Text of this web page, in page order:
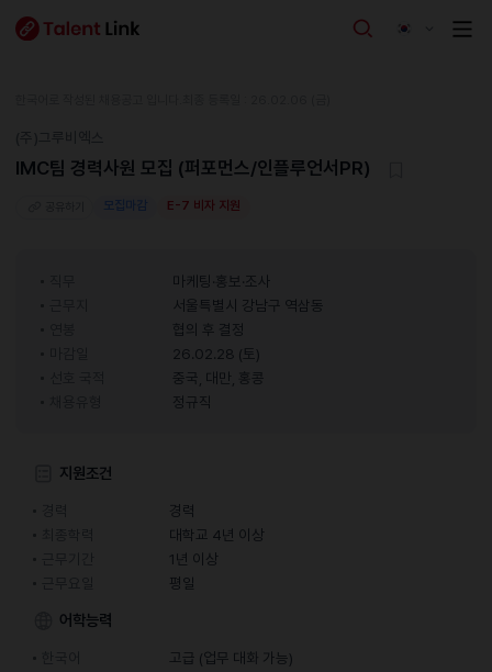
IMC팀 경력사원 모집 (퍼포먼스/인플루언서PR)
모집마감 E-7 비자 지원
마케팅·홍보·조사
서울특별시 강남구 역삼동
협의 후 결정
26.02.28 (토)
중국, 대만, 홍콩
정규직
지원조건
경력
대학교 4년 이상
1년 이상
평일
어학능력
고급 (업무 대화 가능)